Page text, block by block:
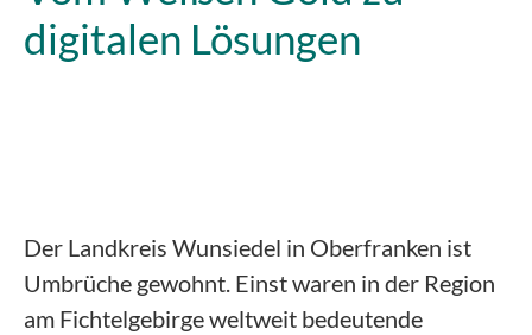
digitalen Lösungen
Der Landkreis Wunsiedel in Oberfranken ist
Umbrüche gewohnt. Einst waren in der Region
am Fichtelgebirge weltweit bedeutende